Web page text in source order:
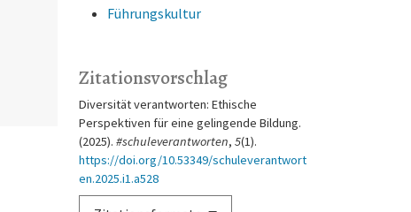
Führungskultur
Zitationsvorschlag
Diversität verantworten: Ethische
Perspektiven für eine gelingende Bildung.
(2025). #schuleverantworten, 5(1).
https://doi.org/10.53349/schuleverantwort
en.2025.i1.a528